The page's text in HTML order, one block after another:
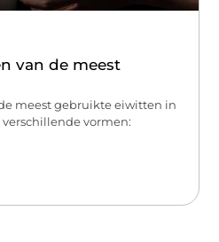
van de meest
meest gebruikte eiwitten in
vormen: